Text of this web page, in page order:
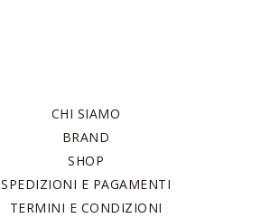
CHI SIAMO
BRAND
SHOP
SPEDIZIONI E PAGAMENTI
TERMINI E CONDIZIONI